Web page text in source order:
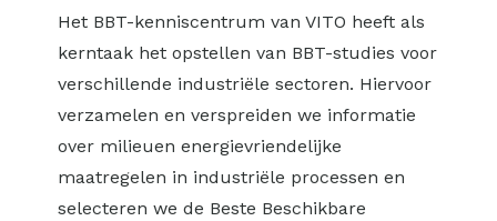
Het BBT-kenniscentrum van VITO heeft als
kerntaak het opstellen van BBT-studies voor
verschillende industriële sectoren. Hiervoor
verzamelen en verspreiden we informatie
over milieuen energievriendelijke
maatregelen in industriële processen en
selecteren we de Beste Beschikbare